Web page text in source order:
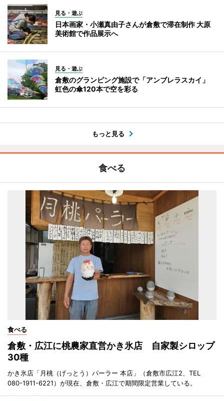
見る・遊ぶ
日本画家・小瀬真由子さんが倉敷で滞在制作 大原
美術館で作品展示へ
見る・遊ぶ
倉敷のグランピング施設で「アンブレラスカイ」
虹色の傘120本で空を彩る
もっと見る
食べる
食べる
倉敷・広江に桃農家直営かき氷店 自家製シロップ
30種
かき氷店「月桃（げっとう）パーラー 本店」（倉敷市広江2、TEL
080-1911-6221）が現在、倉敷・広江で期間限定営業している。